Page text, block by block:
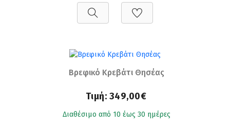
Βρεφικό Κρεβάτι Θησέας
Τιμή: 349,00€
Διαθέσιμο από 10 έως 30 ημέρες